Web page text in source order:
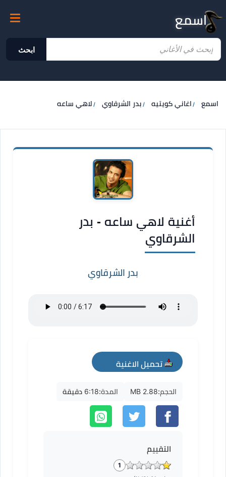
اسمع
ابحث
اسمع اغاني كويتيه بدر الشرقاوي لاهي ساعه
أغنية لاهي ساعه - بدر
الشرقاوي
بدر الشرقاوي
تحميل الاغنية
mp3
الحجم:2.88 MB المدة:6:18 دقيقة
التقييم
1